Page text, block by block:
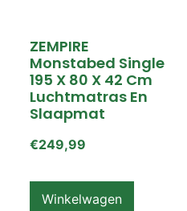
ZEMPIRE
Monstabed Single
195 X 80 X 42 Cm
Luchtmatras En
Slaapmat
€249,99
Winkelwagen